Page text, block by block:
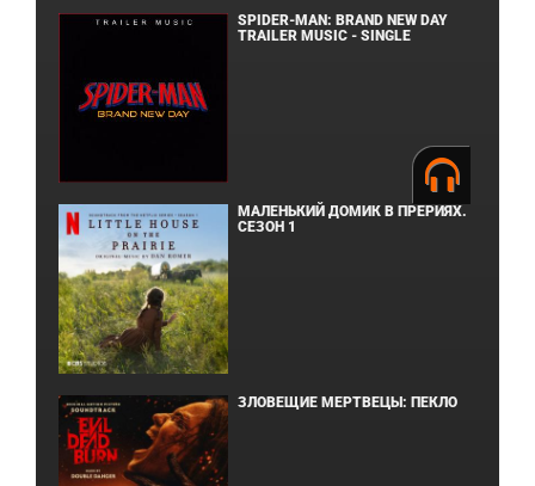
SPIDER-MAN: BRAND NEW DAY
TRAILER MUSIC - SINGLE
МАЛЕНЬКИЙ ДОМИК В ПРЕРИЯХ.
СЕЗОН 1
ЗЛОВЕЩИЕ МЕРТВЕЦЫ: ПЕКЛО